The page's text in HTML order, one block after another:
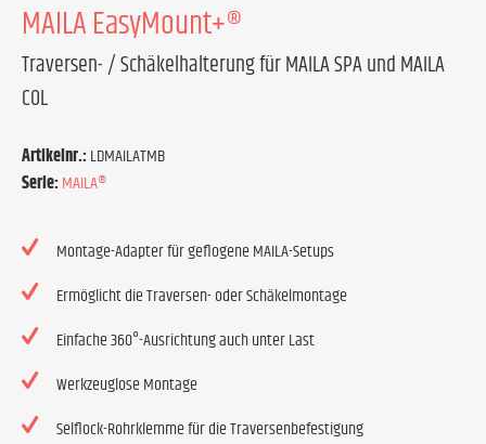
MAILA EasyMount+®
Traversen- / Schäkelhalterung für MAILA SPA und MAILA
COL
Artikelnr.:LDMAILATMB
Serie:MAILA®
Montage-Adapter für geflogene MAILA-Setups
Ermöglicht die Traversen- oder Schäkelmontage
Einfache 360°-Ausrichtung auch unter Last
Werkzeuglose Montage
Selflock-Rohrklemme für die Traversenbefestigung